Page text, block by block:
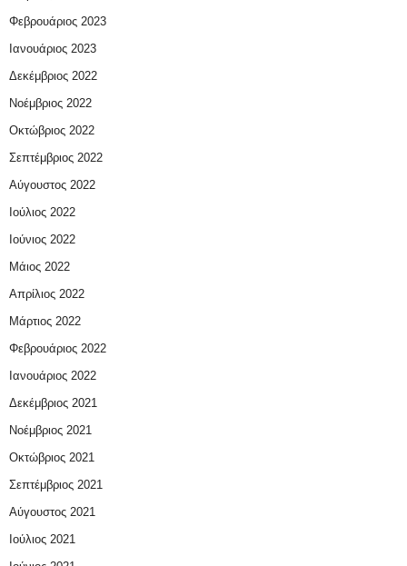
Φεβρουάριος 2023
Ιανουάριος 2023
Δεκέμβριος 2022
Νοέμβριος 2022
Οκτώβριος 2022
Σεπτέμβριος 2022
Αύγουστος 2022
Ιούλιος 2022
Ιούνιος 2022
Μάιος 2022
Απρίλιος 2022
Μάρτιος 2022
Φεβρουάριος 2022
Ιανουάριος 2022
Δεκέμβριος 2021
Νοέμβριος 2021
Οκτώβριος 2021
Σεπτέμβριος 2021
Αύγουστος 2021
Ιούλιος 2021